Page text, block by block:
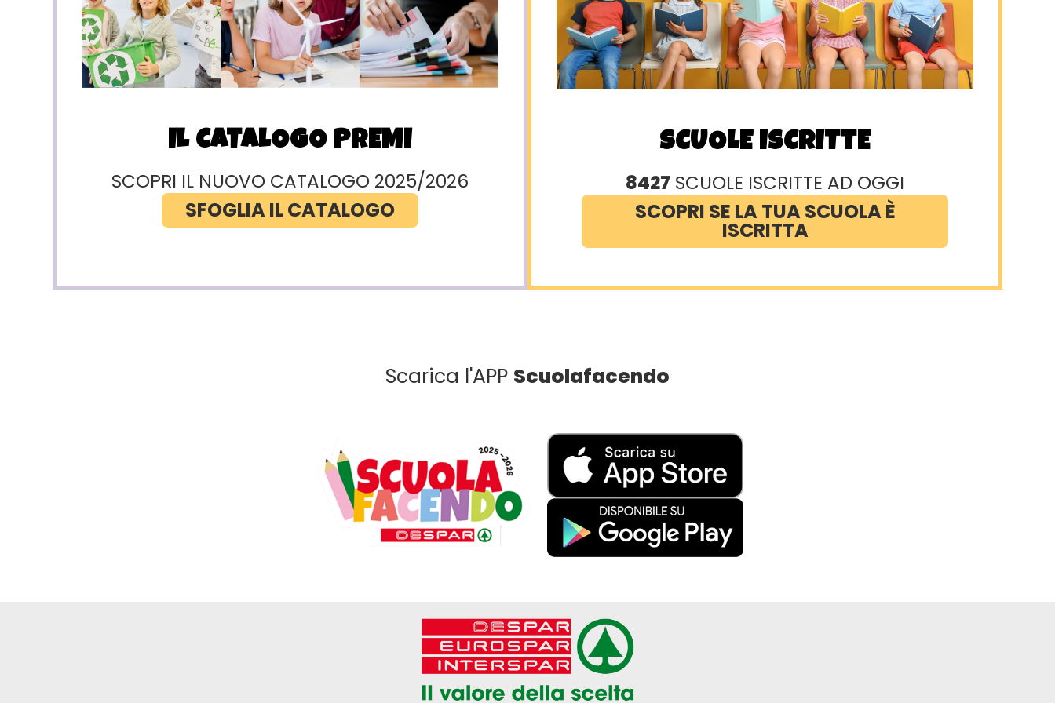
IL CATALOGO PREMI
SCOPRI IL NUOVO CATALOGO 2025/2026
SFOGLIA IL CATALOGO
SCUOLE ISCRITTE
8427 SCUOLE ISCRITTE AD OGGI
SCOPRI SE LA TUA SCUOLA È
ISCRITTA
Scarica l'APP Scuolafacendo